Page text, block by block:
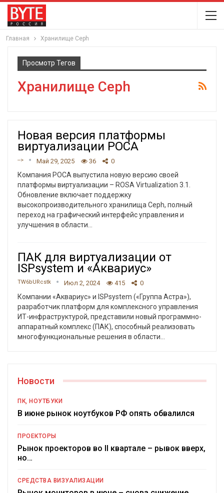
Главная Хранилище Ceph
Просмотр Тегов
Хранилище Ceph
Новая версия платформы
виртуализации РОСА
--> Май 29, 2025 36 0
Компания РОСА выпустила новую версию своей
платформы виртуализации – ROSA Virtualization 3.1.
Обновление включает поддержку
высокопроизводительного хранилища Ceph, полный
переход на графический интерфейс управления и
улучшения в области
ПАК для виртуализации от
ISPsystem и «Аквариус»
TW6bURcstk Июл 2, 2024 415 0
Компании «Аквариус» и ISPsystem («Группа Астра»),
разработчик платформ для комплексного управления
ИТ-инфраструктурой, представили новый программно-
аппаратный комплекс (ПАК), способный реализовать
многофункциональные решения в области
Новости
ПК, НОУТБУКИ
В июне рынок ноутбуков РФ опять обвалился
ПРОЕКТОРЫ
Рынок проекторов во II квартале – рывок вверх,
но…
СРЕДСТВА ВИЗУАЛИЗАЦИИ